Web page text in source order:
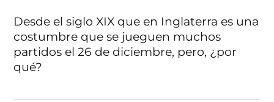
Desde el siglo XIX que en Inglaterra es una
costumbre que se jueguen muchos
partidos el 26 de diciembre, pero, ¿por
qué?